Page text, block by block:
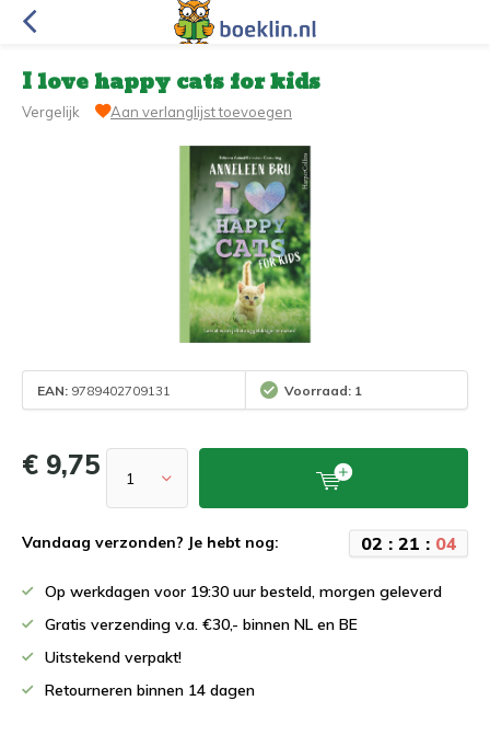
I love happy cats for kids
Vergelijk Aan verlanglijst toevoegen
EAN: 9789402709131 Voorraad: 1
€ 9,75
Vandaag verzonden? Je hebt nog: 02 : 21 : 04
Op werkdagen voor 19:30 uur besteld, morgen geleverd
Gratis verzending v.a. €30,- binnen NL en BE
Uitstekend verpakt!
Retourneren binnen 14 dagen